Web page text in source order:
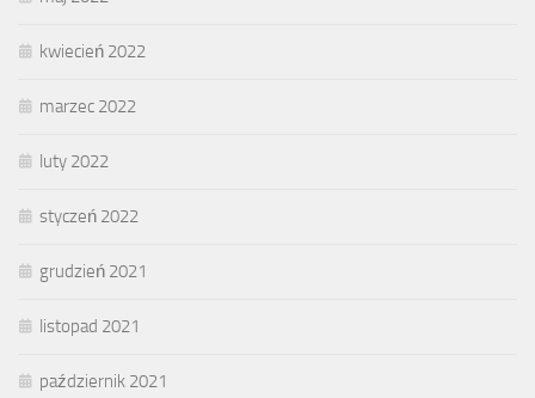
kwiecień 2022
marzec 2022
luty 2022
styczeń 2022
grudzień 2021
listopad 2021
październik 2021